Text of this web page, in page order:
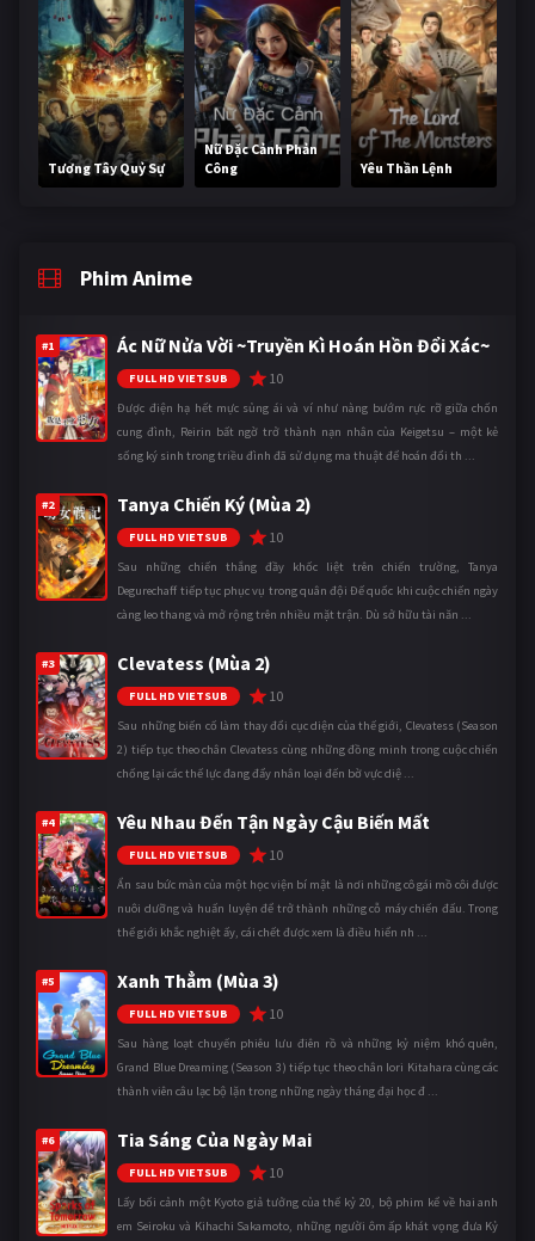
Tương Tây Quỷ Sự
Nữ Đặc Cảnh Phản
Công
Yêu Thần Lệnh
Phim Anime
#1 Ác Nữ Nửa Vời ~Truyền Kì Hoán Hồn Đổi Xác~
FULL HD VIETSUB 10
Được điện hạ hết mực sủng ái và ví như nàng bướm rực rỡ giữa chốn
cung đình, Reirin bất ngờ trở thành nạn nhân của Keigetsu – một kẻ
sống ký sinh trong triều đình đã sử dụng ma thuật để hoán đổi th ...
#2 Tanya Chiến Ký (Mùa 2)
FULL HD VIETSUB 10
Sau những chiến thắng đầy khốc liệt trên chiến trường, Tanya
Degurechaff tiếp tục phục vụ trong quân đội Đế quốc khi cuộc chiến ngày
càng leo thang và mở rộng trên nhiều mặt trận. Dù sở hữu tài năn ...
#3 Clevatess (Mùa 2)
FULL HD VIETSUB 10
Sau những biến cố làm thay đổi cục diện của thế giới, Clevatess (Season
2) tiếp tục theo chân Clevatess cùng những đồng minh trong cuộc chiến
chống lại các thế lực đang đẩy nhân loại đến bờ vực diệ ...
#4 Yêu Nhau Đến Tận Ngày Cậu Biến Mất
FULL HD VIETSUB 10
Ẩn sau bức màn của một học viện bí mật là nơi những cô gái mồ côi được
nuôi dưỡng và huấn luyện để trở thành những cỗ máy chiến đấu. Trong
thế giới khắc nghiệt ấy, cái chết được xem là điều hiển nh ...
#5 Xanh Thẳm (Mùa 3)
FULL HD VIETSUB 10
Sau hàng loạt chuyến phiêu lưu điên rồ và những kỷ niệm khó quên,
Grand Blue Dreaming (Season 3) tiếp tục theo chân Iori Kitahara cùng các
thành viên câu lạc bộ lặn trong những ngày tháng đại học đ ...
#6 Tia Sáng Của Ngày Mai
FULL HD VIETSUB 10
Lấy bối cảnh một Kyoto giả tưởng của thế kỷ 20, bộ phim kể về hai anh
em Seiroku và Kihachi Sakamoto, những người ôm ấp khát vọng đưa Kỷ